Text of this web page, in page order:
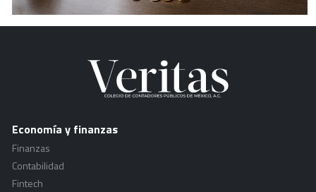
Economía y finanzas
Finanzas
Contabilidad
Fintech